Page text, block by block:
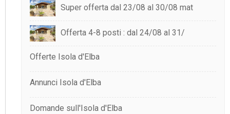
Super offerta dal 23/08 al 30/08 mat
Offerta 4-8 posti : dal 24/08 al 31/
Offerte Isola d'Elba
Annunci Isola d'Elba
Domande sull'Isola d'Elba